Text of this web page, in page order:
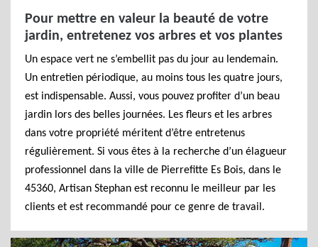
Pour mettre en valeur la beauté de votre
jardin, entretenez vos arbres et vos plantes
Un espace vert ne s’embellit pas du jour au lendemain.
Un entretien périodique, au moins tous les quatre jours,
est indispensable. Aussi, vous pouvez profiter d’un beau
jardin lors des belles journées. Les fleurs et les arbres
dans votre propriété méritent d’être entretenus
régulièrement. Si vous êtes à la recherche d’un élagueur
professionnel dans la ville de Pierrefitte Es Bois, dans le
45360, Artisan Stephan est reconnu le meilleur par les
clients et est recommandé pour ce genre de travail.